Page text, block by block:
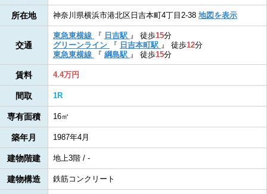
所在地 神奈川県横浜市港北区日吉本町4丁目2-38 地図を表示
交通
東急東横線 『 日吉駅 』 徒歩15分
グリーンライン
『 日吉本町駅 』 徒歩12分
東急東横線
『 綱島駅 』 徒歩15分
賃料 4.4万円
間取 1R
専有面積 16㎡
築年月 1987年4月
建物階建 地上3階 / -
建物構造 鉄筋コンクリート